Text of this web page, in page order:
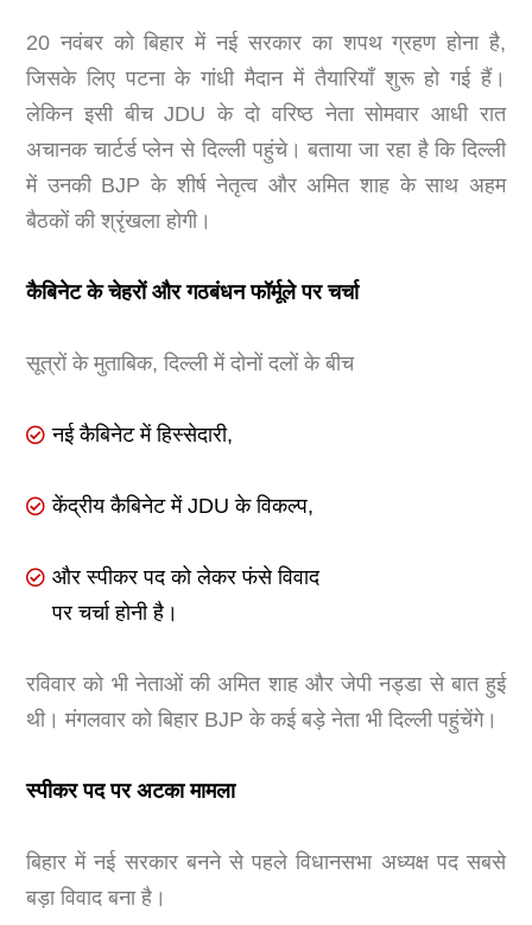
20 नवंबर को बिहार में नई सरकार का शपथ ग्रहण होना है,
जिसके लिए पटना के गांधी मैदान में तैयारियाँ शुरू हो गई हैं।
लेकिन इसी बीच JDU के दो वरिष्ठ नेता सोमवार आधी रात
अचानक चार्टर्ड प्लेन से दिल्ली पहुंचे। बताया जा रहा है कि दिल्ली
में उनकी BJP के शीर्ष नेतृत्व और अमित शाह के साथ अहम
बैठकों की श्रृंखला होगी।
कैबिनेट के चेहरों और गठबंधन फॉर्मूले पर चर्चा
सूत्रों के मुताबिक, दिल्ली में दोनों दलों के बीच
नई कैबिनेट में हिस्सेदारी,
केंद्रीय कैबिनेट में JDU के विकल्प,
और स्पीकर पद को लेकर फंसे विवाद
पर चर्चा होनी है।
रविवार को भी नेताओं की अमित शाह और जेपी नड्डा से बात हुई
थी। मंगलवार को बिहार BJP के कई बड़े नेता भी दिल्ली पहुंचेंगे।
स्पीकर पद पर अटका मामला
बिहार में नई सरकार बनने से पहले विधानसभा अध्यक्ष पद सबसे
बड़ा विवाद बना है।